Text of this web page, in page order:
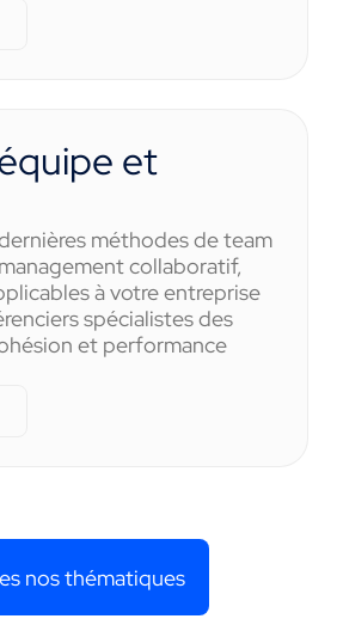
et
méthodes de team
collaboratif,
à votre entreprise
spécialistes des
et performance
nos thématiques